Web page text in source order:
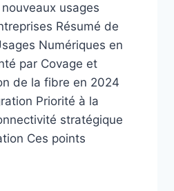
usages
Résumé de
Numériques en
par Covage et
de la fibre en 2024
Priorité à la
stratégique
Ces points